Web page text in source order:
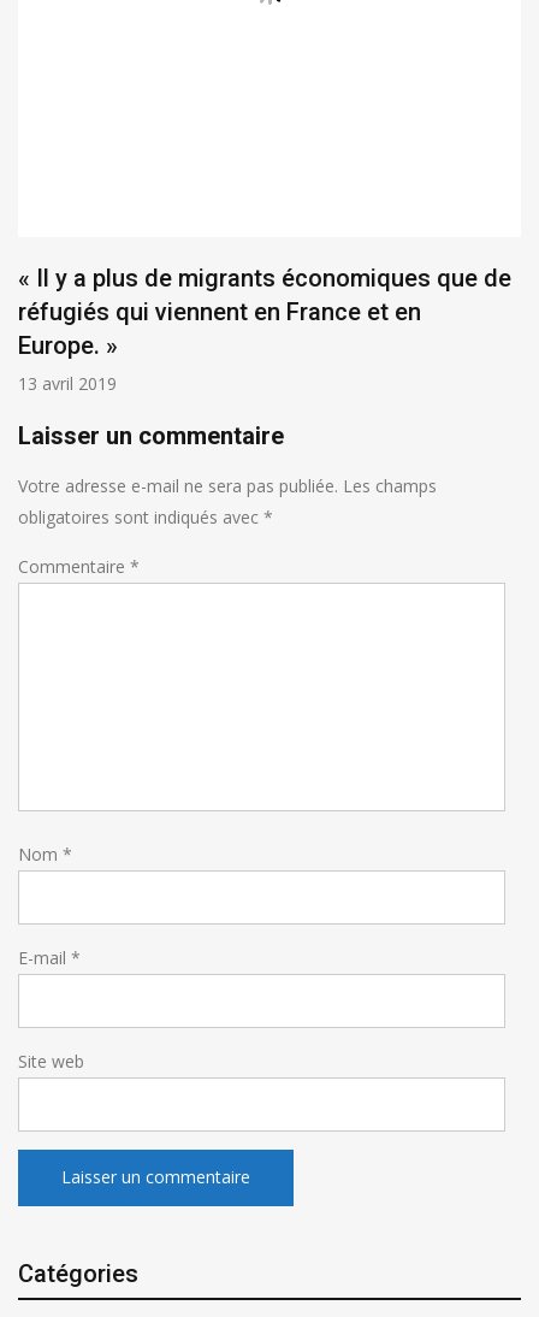
« Il y a plus de migrants économiques que de
réfugiés qui viennent en France et en
Europe. »
13 avril 2019
Laisser un commentaire
Votre adresse e-mail ne sera pas publiée. Les champs
obligatoires sont indiqués avec *
Commentaire *
Nom *
E-mail *
Site web
Catégories